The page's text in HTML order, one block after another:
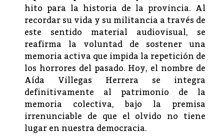
hito para la historia de la provincia. Al
recordar su vida y su militancia a través de
este sentido material audiovisual, se
reafirma la voluntad de sostener una
memoria activa que impida la repetición de
los horrores del pasado. Hoy, el nombre de
Aída Villegas Herrera se integra
definitivamente al patrimonio de la
memoria colectiva, bajo la premisa
irrenunciable de que el olvido no tiene
lugar en nuestra democracia.